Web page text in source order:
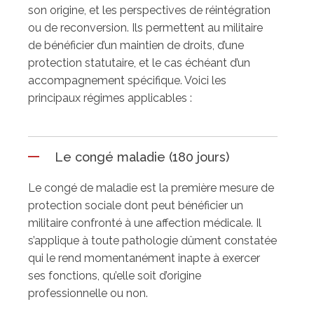
son origine, et les perspectives de réintégration
ou de reconversion. Ils permettent au militaire
de bénéficier d’un maintien de droits, d’une
protection statutaire, et le cas échéant d’un
accompagnement spécifique. Voici les
principaux régimes applicables :
Le congé maladie (180 jours)
Le congé de maladie est la première mesure de
protection sociale dont peut bénéficier un
militaire confronté à une affection médicale. Il
s’applique à toute pathologie dûment constatée
qui le rend momentanément inapte à exercer
ses fonctions, qu’elle soit d’origine
professionnelle ou non.